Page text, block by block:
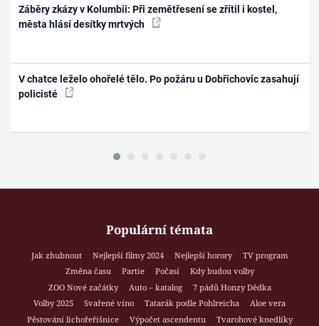
Záběry zkázy v Kolumbii: Při zemětřesení se zřítil i kostel,
města hlásí desítky mrtvých
V chatce leželo ohořelé tělo. Po požáru u Dobřichovic zasahují
policisté
Populární témata
Jak zhubnout Nejlepší filmy 2024 Nejlepší horory
TV program
Změna času
Partie Počasí
Kdy budou volby
ZOO Nové začátky
Auto – katalog
7 pádů Honzy Dědka
Volby 2025
Svařené víno Tatarák podle Pohlreicha
Aloe vera
Pěstování lichořeřišnice
Výpočet ascendentu
Tvarohové knedlíky